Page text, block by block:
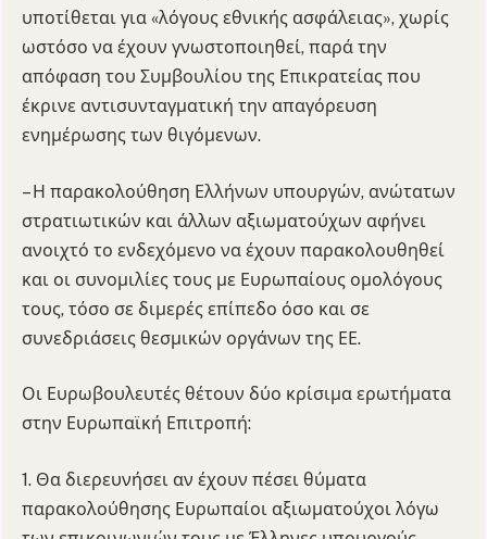
υποτίθεται για «λόγους εθνικής ασφάλειας», χωρίς
ωστόσο να έχουν γνωστοποιηθεί, παρά την
απόφαση του Συμβουλίου της Επικρατείας που
έκρινε αντισυνταγματική την απαγόρευση
ενημέρωσης των θιγόμενων.
– Η παρακολούθηση Ελλήνων υπουργών, ανώτατων
στρατιωτικών και άλλων αξιωματούχων αφήνει
ανοιχτό το ενδεχόμενο να έχουν παρακολουθηθεί
και οι συνομιλίες τους με Ευρωπαίους ομολόγους
τους, τόσο σε διμερές επίπεδο όσο και σε
συνεδριάσεις θεσμικών οργάνων της ΕΕ.
Οι Ευρωβουλευτές θέτουν δύο κρίσιμα ερωτήματα
στην Ευρωπαϊκή Επιτροπή:
1. Θα διερευνήσει αν έχουν πέσει θύματα
παρακολούθησης Ευρωπαίοι αξιωματούχοι λόγω